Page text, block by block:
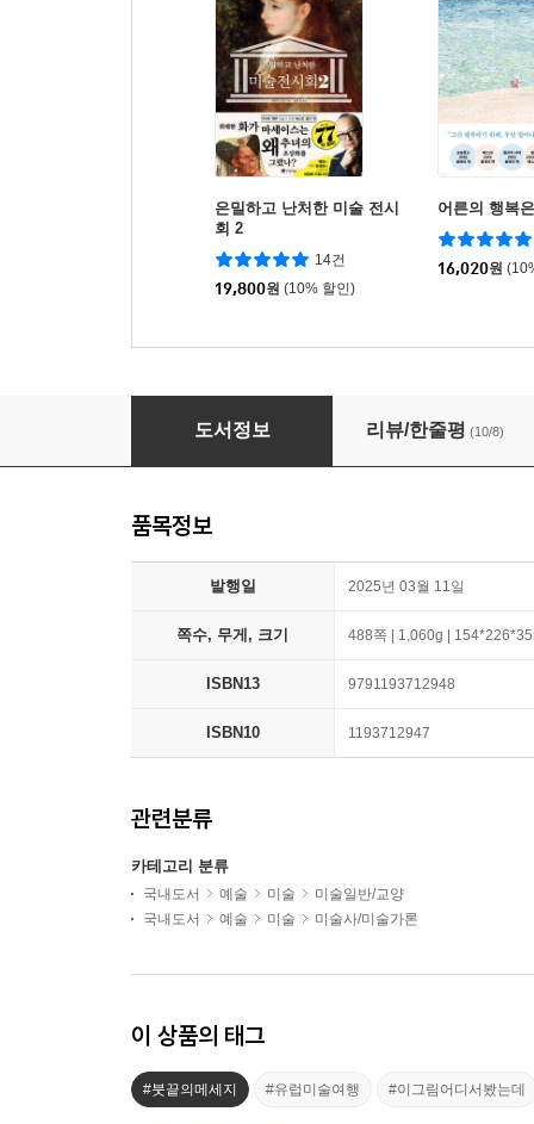
은밀하고 난처한 미술 전시
회 2
14건
19,800원 (10% 할인)
어른의 행복
16,020원
한 권으로 읽는 인상파
도서정보 리뷰/한줄평 (10/8)
품목정보
발행일 2025년 03월 11일
쪽수, 무게, 크기 488쪽 | 1,060g |
ISBN13 9791193712948
ISBN10 1193712947
관련분류
카테고리 분류
국내도서 예술 미술
미술일반/교양
국내도서
예술 미술 미술사/미술가론
이 상품의 태그
#붓끝의메세지 #유럽미술여행 #이그림어디서봤는데